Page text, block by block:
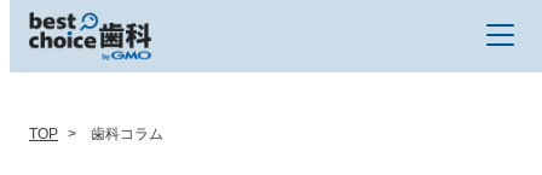
TOP 歯科コラム